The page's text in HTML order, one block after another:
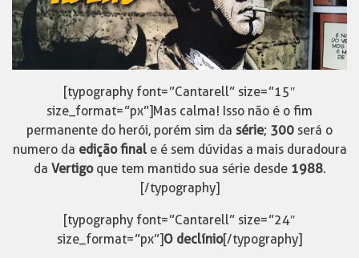
[typography font=”Cantarell” size=”15″
size_format=”px”]Mas calma! Isso não é o fim
permanente do herói, porém sim da série; 300 será o
numero da edição finale é sem dúvidas a mais duradoura
da Vertigoque tem mantido sua série desde 1988.
[/typography]
[typography font=”Cantarell” size=”24″
size_format=”px”]O declínio[/typography]